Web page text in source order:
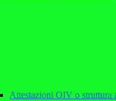
Attestazioni OIV o struttura